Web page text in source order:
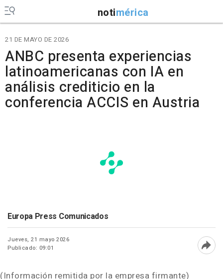
notimérica
21 DE MAYO DE 2026
ANBC presenta experiencias
latinoamericanas con IA en
análisis crediticio en la
conferencia ACCIS en Austria
Europa Press Comunicados
Jueves, 21 mayo 2026
Publicado: 09:01
(Información remitida por la empresa firmante)